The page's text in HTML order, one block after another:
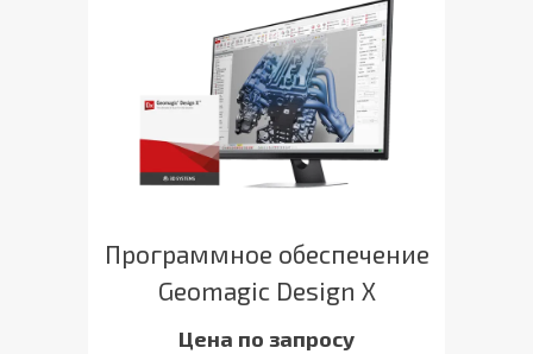
Программное обеспечение
Geomagic Design X
Цена по запросу